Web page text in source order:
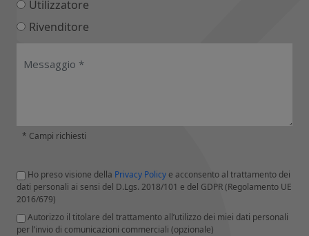
Utilizzatore
Rivenditore
* Campi richiesti
Ho preso visione della Privacy Policy e acconsento al trattamento dei
dati personali ai sensi del D.Lgs. 2018/101 e del GDPR (Regolamento UE
2016/679)
Autorizzo il titolare del trattamento all’utilizzo dei miei dati personali
per l’invio di comunicazioni commerciali (opzionale)